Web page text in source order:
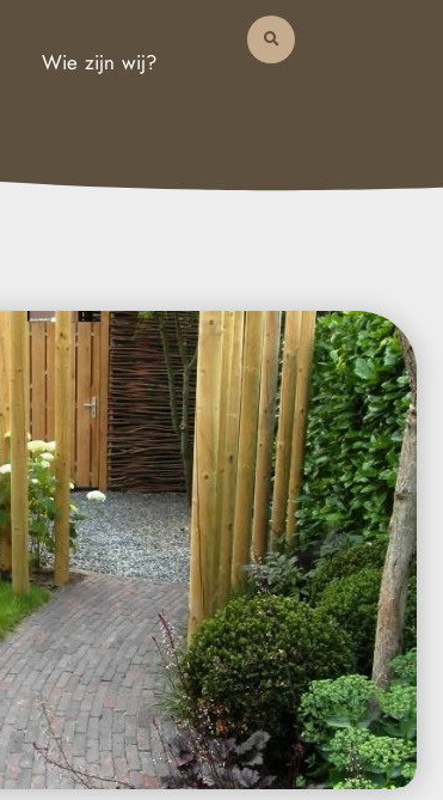
Wie zijn wij?